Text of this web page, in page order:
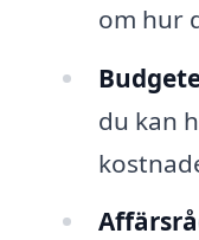
om hur
du kan